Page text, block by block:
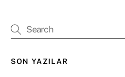
SON YAZILAR